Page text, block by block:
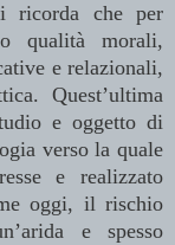
ricorda che per
qualità morali,
e relazionali,
Quest’ultima
e oggetto di
verso la quale
e realizzato
oggi, il rischio
e spesso